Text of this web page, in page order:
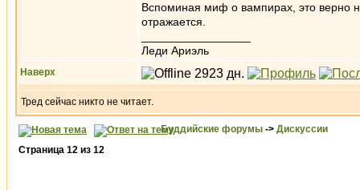
Вспоминая миф о вампирах, это верно
отражается.
Леди Ариэль
Наверх
Тред сейчас никто не читает.
Буддийские форумы -> Дискуссии
Страница 12 из 12